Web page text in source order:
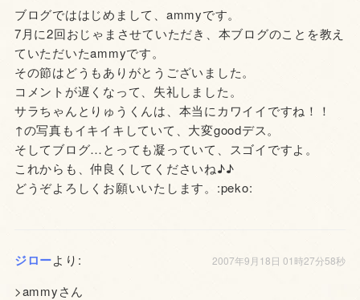
ブログでははじめまして、ammyです。
7月に2回おじゃまさせていただき、本ブログのことを教え
ていただいたammyです。
その節はどうもありがとうございました。
コメントが遅くなって、失礼しました。
サラちゃんとりゅうくんは、本当にカワイイですね！！
↑の写真もイキイキしていて、大変goodデス。
そしてブログ…とっても凝っていて、スゴイですよ。
これからも、仲良くしてくださいね♪♪
どうぞよろしくお願いいたします。:peko:
ジローより: 2007年9月18日 01時27分58秒
>ammyさん